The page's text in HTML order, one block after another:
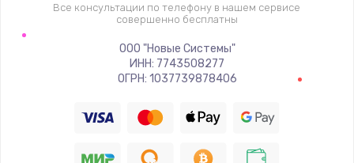
Заказать
Настройка BIOS
Заказать
Ремонт подсветки
Все консультации по телефону в нашем сервисе
совершенно бесплатны
ООО "Новые Системы"
ИНН: 7743508277
ОГРН: 1037739878406